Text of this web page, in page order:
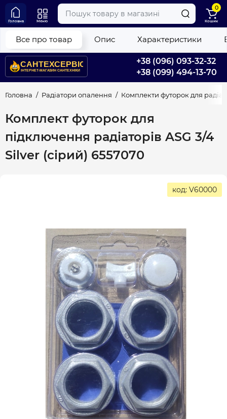
+38 (096) 093-32-32
+38 (099) 494-13-70
Головна Меню
0
Кошик
Головна Радіатори опалення Комплекти футорок для
Комплект футорок для
підключення радіаторів ASG 3/4
Silver (сірий) 6557070
Все про товар Опис Характеристики
код: V60000